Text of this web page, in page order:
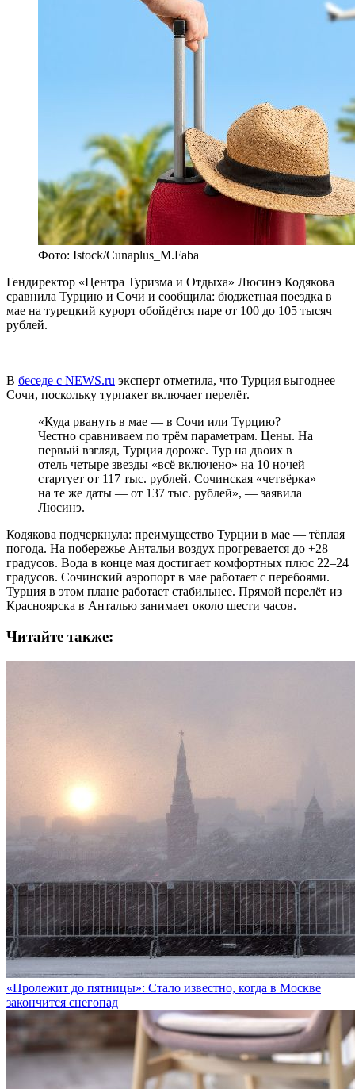
Фото: Istock/Cunaplus_M.Faba
Гендиректор «Центра Туризма и Отдыха» Люсинэ Кодякова
сравнила Турцию и Сочи и сообщила: бюджетная поездка в
мае на турецкий курорт обойдётся паре от 100 до 105 тысяч
рублей.
В беседе с NEWS.ru эксперт отметила, что Турция выгоднее
Сочи, поскольку турпакет включает перелёт.
«Куда рвануть в мае — в Сочи или Турцию?
Честно сравниваем по трём параметрам. Цены. На
первый взгляд, Турция дороже. Тур на двоих в
отель четыре звезды «всё включено» на 10 ночей
стартует от 117 тыс. рублей. Сочинская «четвёрка»
на те же даты — от 137 тыс. рублей», — заявила
Люсинэ.
Кодякова подчеркнула: преимущество Турции в мае — тёплая
погода. На побережье Антальи воздух прогревается до +28
градусов. Вода в конце мая достигает комфортных плюс 22–24
градусов. Сочинский аэропорт в мае работает с перебоями.
Турция в этом плане работает стабильнее. Прямой перелёт из
Красноярска в Анталью занимает около шести часов.
Читайте также:
«Пролежит до пятницы»: Стало известно, когда в Москве
закончится снегопад